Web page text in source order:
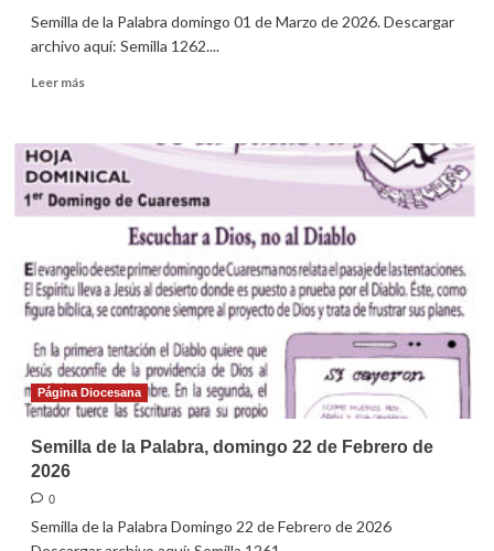
Semilla de la Palabra domingo 01 de Marzo de 2026. Descargar
archivo aquí: Semilla 1262....
Leer másLeer
Semilla
la
Palabra,
domingo
de
Marzo
de
Página Diocesana
Semilla de la Palabra, domingo 22 de Febrero de
2026
0
Semilla de la Palabra Domingo 22 de Febrero de 2026